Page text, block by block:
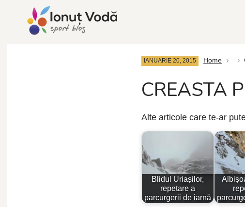
IANUARIE 20, 2015 Home
CREASTA
Alte articole care te-ar
Blidul Uriașilor,
repetare a
parcurgerii de iarnă